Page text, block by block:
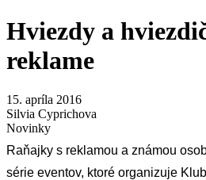
Hviezdy a
reklame
15. apríla 2016
Silvia Cyprichova
Novinky
Raňajky s reklamou a známou
série eventov, ktoré organizuje